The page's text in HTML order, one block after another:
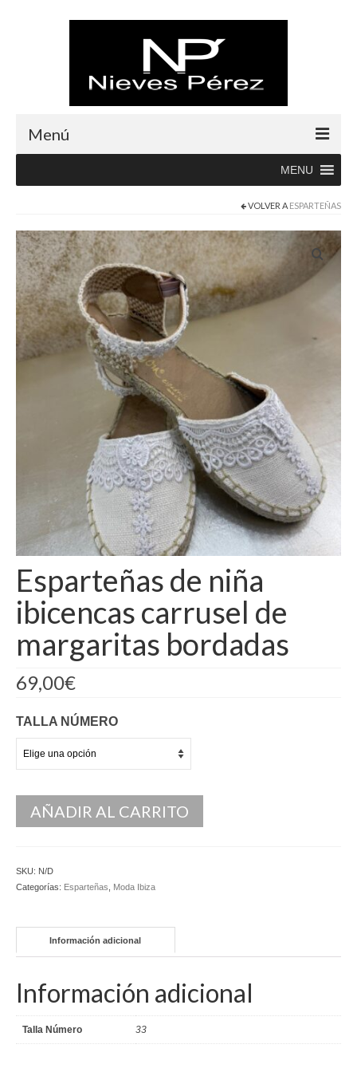
Menú
Boutique
Abrigos
Albornoces
Blusas
Camisas
Camisetas
Capas
Cazadoras
Chalecos y Chaquetas
Chandals
Chaquetones
Corpiños
Monos
Pantalones y Shorts
Ponchos
Vestidos Midi
Vestidos Cortos
Tops
Trajes
Ceremonias
MENU
VOLVER A ESPARTEÑAS
Esparteñas de niña
ibicencas carrusel de
margaritas bordadas
69,00€
TALLA NÚMERO
AÑADIR AL CARRITO
SKU: N/D
Categorías: Esparteñas Moda Ibiza
Información adicional
Información adicional
Talla Número 33